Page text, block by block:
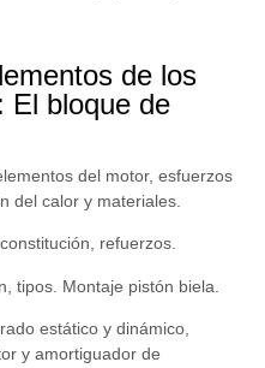
de los
El bloque de
del motor, esfuerzos
del calor y materiales.
refuerzos.
tipos. Montaje pistón biela.
estático y dinámico,
y amortiguador de